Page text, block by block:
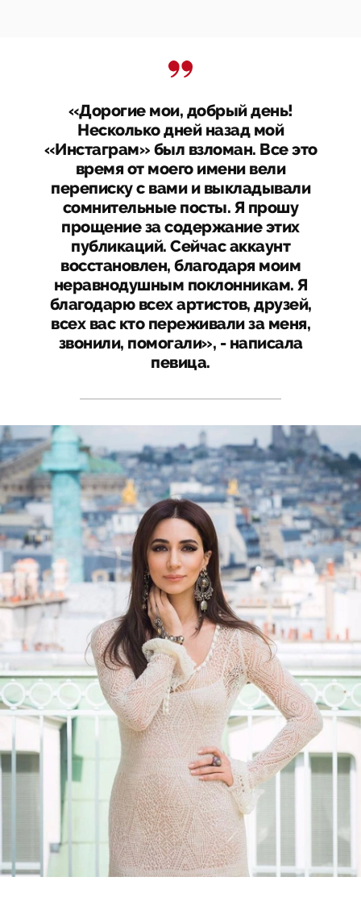
«Дорогие мои, добрый день!
Несколько дней назад мой
«Инстаграм» был взломан. Все это
время от моего имени вели
переписку с вами и выкладывали
сомнительные посты. Я прошу
прощение за содержание этих
публикаций. Сейчас аккаунт
восстановлен, благодаря моим
неравнодушным поклонникам. Я
благодарю всех артистов, друзей,
всех вас кто переживали за меня,
звонили, помогали», - написала
певица.